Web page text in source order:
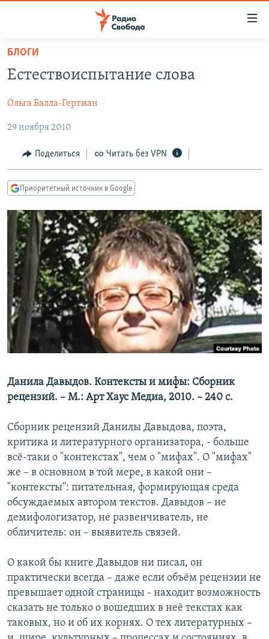
упрощенного
доступа
содержанию
Вернутся
главной
навигации
Вернутся
поиску
АВТОРСКИЕ ПРОЕКТЫ
ЦИТАТЫ СВОБОДЫ
МНЕНИЯ
КУЛЬТУРА
IDEL.РЕАЛИИ
КАВКАЗ.РЕАЛИИ
СЕВЕР.РЕАЛИИ
СИБИРЬ.РЕАЛИИ
РАСПИСАНИЕ ВЕЩАНИЯ
ПОДПИШИТЕСЬ НА РАССЫЛКУ
СОЦИАЛЬНЫЕ СЕТИ
БЛОГИ
Естествоиспытание слова
Ольга Балла-Гертман
29 ноября 2010
Поделиться Читать без VPN
Приоритетный источник в Google
Данила Давыдов. Контексты и мифы: Сборник
рецензий. – М.: Арт Хаус Медиа, 2010. – 240 с.
Сборник рецензий Данилы Давыдова, поэта,
критика и литературного организатора, - больше
всё-таки о "контекстах", чем о "мифах". О "мифах"
же – в основном в той мере, в какой они –
"контексты": питательная, формирующая среда
обсуждаемых автором текстов. Давыдов – не
демифологизатор, не развенчиватель, не
обличитель: он – выявитель связей.
О какой бы книге Давыдов ни писал, он
практически всегда – даже если объём рецензии не
превышает одной страницы - находит возможность
сказать не только о вошедших в неё текстах как
таковых, но и об их корнях. О тех литературных –